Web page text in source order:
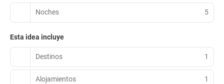
incluyen amplios baños y recuerdos del mundo del cine. El horario
de la piscina y las fechas de apertura están sujetos a cambios sin
Noches 5
Esta idea incluye
Destinos 1
Alojamientos 1